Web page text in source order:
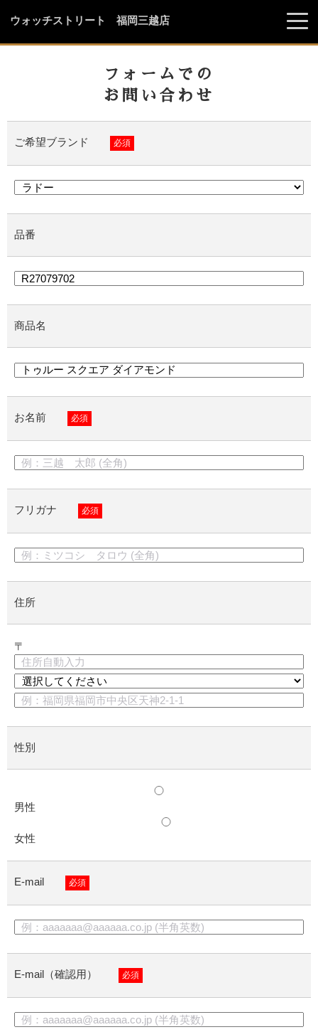
ウォッチストリート 福岡三越店
フォームでの
お問い合わせ
ご希望ブランド 必須
品番
商品名
お名前 必須
フリガナ 必須
住所
〒
性別
男性
女性
E-mail 必須
E-mail（確認用） 必須